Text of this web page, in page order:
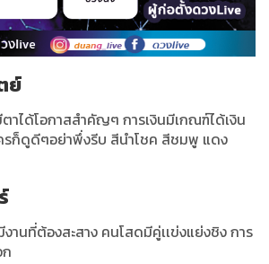
ย์
ตาได้โอกาสสำคัญๆ การเงินมีเกณฑ์ได้เงิน
รก็ดูดีๆอย่าพึ่งรีบ สีนำโชค สีชมพู แดง
านที่ต้องสะสาง คนโสดมีคู่เเข่งแย่งชิง การ